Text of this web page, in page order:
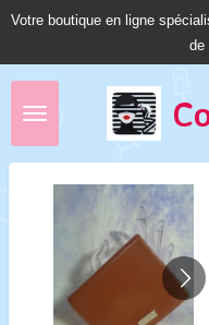
Passer
Votre boutique en ligne
de